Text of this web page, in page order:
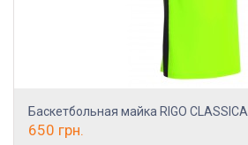
Баскетбольная майка RIGO CLASSICA
650 грн.